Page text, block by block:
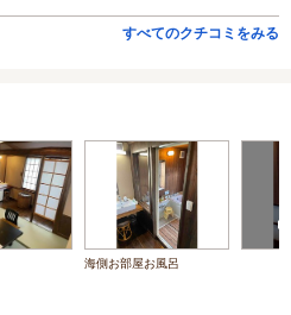
すべてのクチコミをみる
海側お部屋お風呂